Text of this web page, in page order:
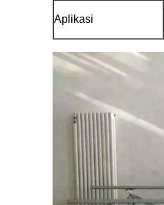
Aplikasi